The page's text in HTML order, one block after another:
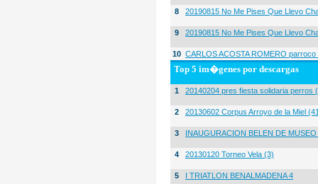
8 20190815 No Me Pises Que Llevo
9 20190815 No Me Pises Que Llevo
10 CARLOS ACOSTA ROMERO
Top 5 im�genes por descargas
1 20140204 pres fiesta solidaria perros
2 20130602 Corpus Arroyo de la Miel
3 INAUGURACION BELEN DE
4 20130120 Torneo Vela (3)
5 I TRIATLON BENALMADENA 4